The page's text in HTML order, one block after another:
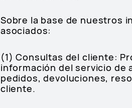
Sobre la base de nuestros
asociados:
(1) Consultas del cliente:
información del servicio de
pedidos, devoluciones,
cliente.